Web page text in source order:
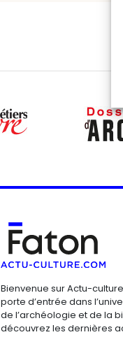
Bienvenue sur Actu-
porte d’entrée dans
de l’archéologie et de la
découvrez les dernières